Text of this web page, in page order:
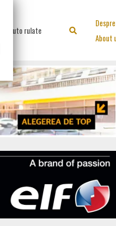
Auto rulate Search
About